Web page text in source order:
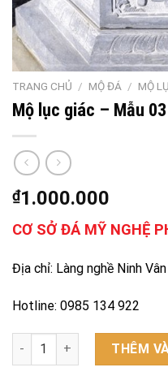
TRANG CHỦ / MỘ ĐÁ / MỘ
Mộ lục giác – Mẫu 03
₫1.000.000
CƠ SỞ ĐÁ MỸ NGHỆ
Địa chỉ: Làng nghề Ninh
Hotline: 0985 134 922
Mộ lục giác - Mẫu 03 số
THÊM